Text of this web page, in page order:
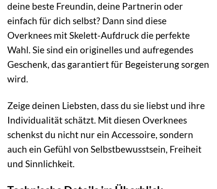
deine beste Freundin, deine Partnerin oder
einfach für dich selbst? Dann sind diese
Overknees mit Skelett-Aufdruck die perfekte
Wahl. Sie sind ein originelles und aufregendes
Geschenk, das garantiert für Begeisterung sorgen
wird.
Zeige deinen Liebsten, dass du sie liebst und ihre
Individualität schätzt. Mit diesen Overknees
schenkst du nicht nur ein Accessoire, sondern
auch ein Gefühl von Selbstbewusstsein, Freiheit
und Sinnlichkeit.